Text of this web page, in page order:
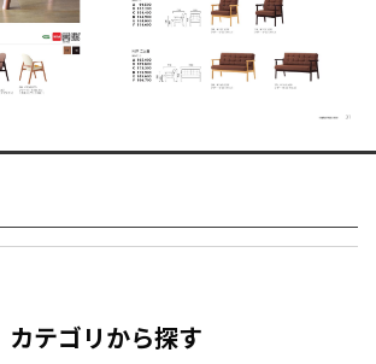
カテゴリから探す